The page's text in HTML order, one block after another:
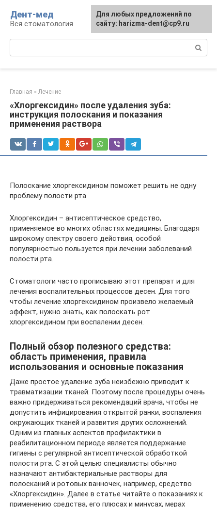
контенту
Дент-мед
Вся стоматология
Главная » Лечение
«Хлоргексидин» после удаления зуба:
инструкция полоскания и показания
применения раствора
Полоскание хлоргексидином поможет решить не одну
проблему полости рта
Хлоргексидин – антисептическое средство,
применяемое во многих областях медицины. Благодаря
широкому спектру своего действия, особой
популярностью пользуется при лечении заболеваний
полости рта.
Стоматологи часто прописываю этот препарат и для
лечения воспалительных процессов десен. Для того
чтобы лечение хлоргексидином произвело желаемый
эффект, нужно знать, как полоскать рот
хлоргексидином при воспалении десен.
Полный обзор полезного средства:
область применения, правила
использования и основные показания
Даже простое удаление зуба неизбежно приводит к
травматизации тканей. Поэтому после процедуры очень
важно придерживаться рекомендаций врача, чтобы не
допустить инфицирования открытой ранки, воспаления
окружающих тканей и развития других осложнений.
Одним из главных аспектов профилактики в
реабилитационном периоде является поддержание
гигиены с регулярной антисептической обработкой
полости рта. С этой целью специалисты обычно
назначают антибактериальные растворы для
полосканий и ротовых ванночек, например, средство
«Хлоргексидин». Далее в статье читайте о показаниях к
применению средства, его плюсах и минусах, мерах
Для любых предложений по
сайту: harizma-dent@cp9.ru